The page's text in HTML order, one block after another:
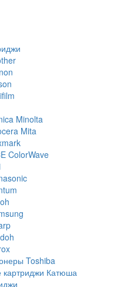
Minolta
Mita
ColorWave
Toshiba
Катюша